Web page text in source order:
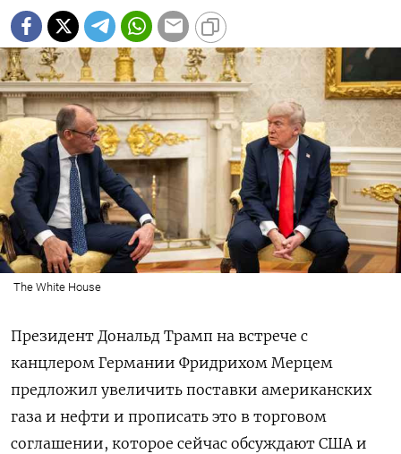
The White House
Президент Дональд Трамп на встрече с
канцлером Германии Фридрихом Мерцем
предложил увеличить поставки американских
газа и нефти и прописать это в торговом
соглашении, которое сейчас обсуждают США и